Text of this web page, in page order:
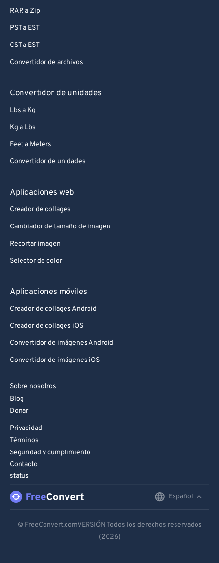
RAR a Zip
PST a EST
CST a EST
Convertidor de archivos
Convertidor de unidades
Lbs a Kg
Kg a Lbs
Feet a Meters
Convertidor de unidades
Aplicaciones web
Creador de collages
Cambiador de tamaño de imagen
Recortar imagen
Selector de color
Aplicaciones móviles
Creador de collages Android
Creador de collages iOS
Convertidor de imágenes Android
Convertidor de imágenes iOS
Sobre nosotros
Blog
Donar
Privacidad
Términos
Seguridad y cumplimiento
Contacto
status
Español
Español
© FreeConvert.comVERSIÓN Todos los derechos reservados
(2026)